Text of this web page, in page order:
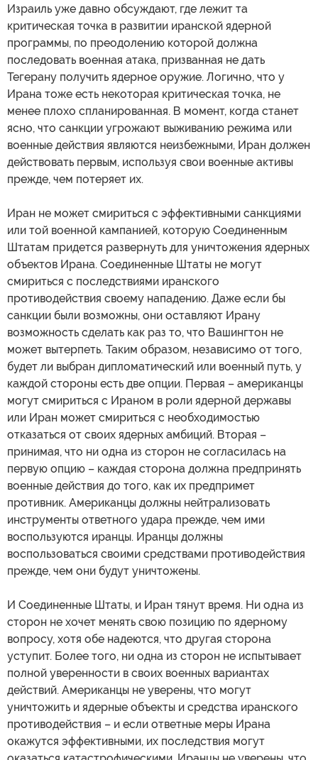
Израиль уже давно обсуждают, где лежит та
критическая точка в развитии иранской ядерной
программы, по преодолению которой должна
последовать военная атака, призванная не дать
Тегерану получить ядерное оружие. Логично, что у
Ирана тоже есть некоторая критическая точка, не
менее плохо спланированная. В момент, когда станет
ясно, что санкции угрожают выживанию режима или
военные действия являются неизбежными, Иран должен
действовать первым, используя свои военные активы
прежде, чем потеряет их.
Иран не может смириться с эффективными санкциями
или той военной кампанией, которую Соединенным
Штатам придется развернуть для уничтожения ядерных
объектов Ирана. Соединенные Штаты не могут
смириться с последствиями иранского
противодействия своему нападению. Даже если бы
санкции были возможны, они оставляют Ирану
возможность сделать как раз то, что Вашингтон не
может вытерпеть. Таким образом, независимо от того,
будет ли выбран дипломатический или военный путь, у
каждой стороны есть две опции. Первая – американцы
могут смириться с Ираном в роли ядерной державы
или Иран может смириться с необходимостью
отказаться от своих ядерных амбиций. Вторая –
принимая, что ни одна из сторон не согласилась на
первую опцию – каждая сторона должна предпринять
военные действия до того, как их предпримет
противник. Американцы должны нейтрализовать
инструменты ответного удара прежде, чем ими
воспользуются иранцы. Иранцы должны
воспользоваться своими средствами противодействия
прежде, чем они будут уничтожены.
И Соединенные Штаты, и Иран тянут время. Ни одна из
сторон не хочет менять свою позицию по ядерному
вопросу, хотя обе надеются, что другая сторона
уступит. Более того, ни одна из сторон не испытывает
полной уверенности в своих военных вариантах
действий. Американцы не уверены, что могут
уничтожить и ядерные объекты и средства иранского
противодействия – и если ответные меры Ирана
окажутся эффективными, их последствия могут